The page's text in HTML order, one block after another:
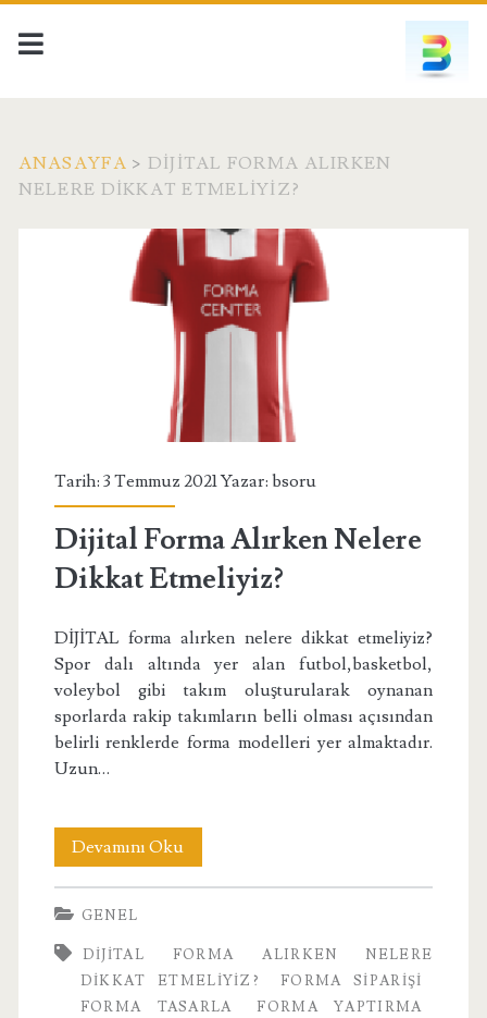
ANASAYFA > DIJITAL FORMA ALIRKEN
NELERE DIKKAT ETMELIYIZ?
Etiket:
<span>Dijital
Nelere
Dikkat
Etmeliyiz?
</span>
Tarih: 3 Temmuz 2021 Yazar: bsoru
Dijital Forma Alırken Nelere
Dikkat Etmeliyiz?
DİJİTAL forma alırken nelere dikkat etmeliyiz?
Spor dalı altında yer alan futbol,basketbol,
voleybol gibi takım oluşturularak oynanan
sporlarda rakip takımların belli olması açısından
belirli renklerde forma modelleri yer almaktadır.
Uzun…
Devamını OkuDijital
Forma
Nelere
Dikkat
GENEL
DIJITAL FORMA ALIRKEN NELERE
DIKKAT ETMELIYIZ?
FORMA SIPARIŞI
FORMA TASARLA
FORMA YAPTIRMA